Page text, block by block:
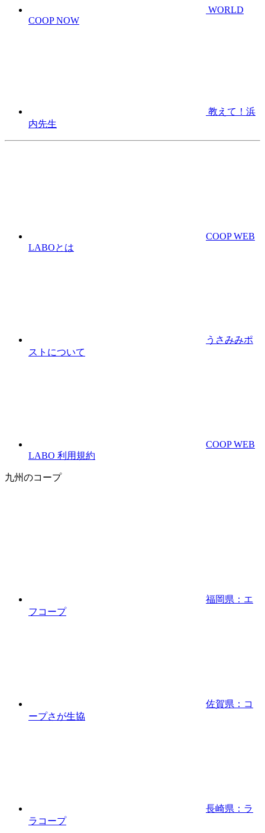
WORLD
COOP NOW
教えて！浜
内先生
COOP WEB
LABOとは
うさみみポ
ストについて
COOP WEB
LABO 利用規約
九州のコープ
福岡県：エ
フコープ
佐賀県：コ
ープさが生協
長崎県：ラ
ラコープ